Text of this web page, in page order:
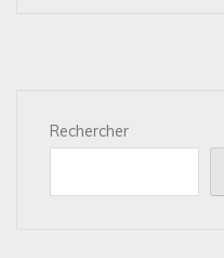
Rechercher